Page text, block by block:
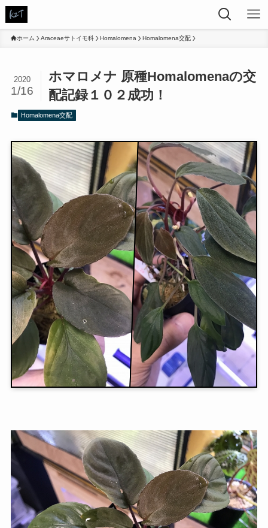
ホーム Araceaeサトイモ科 Homalomena Homalomena交配
ホマロメナ 原種Homalomenaの交
配記録１０２成功！
2020
1/16
Homalomena交配